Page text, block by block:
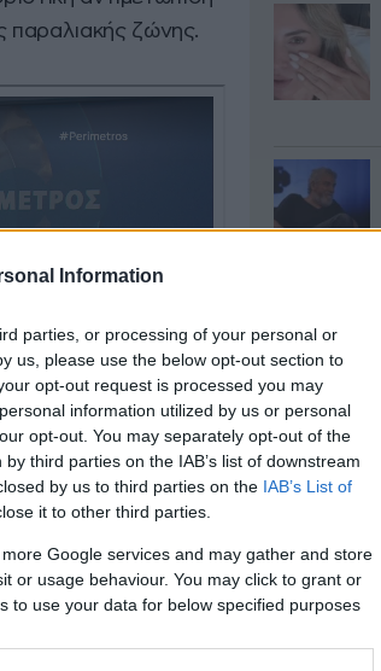
Information
parties, or processing of your personal or
us, please use the below opt-out section to
opt-out request is processed you may
information utilized by us or personal
opt-out. You may separately opt-out of the
third parties on the IAB’s list of downstream
by us to third parties on the IAB’s List of
it to other third parties.
Google services and may gather and store
or usage behaviour. You may click to grant or
to use your data for below specified purposes
παραλιακής ζώνης.